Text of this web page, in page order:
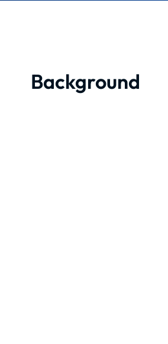
Background